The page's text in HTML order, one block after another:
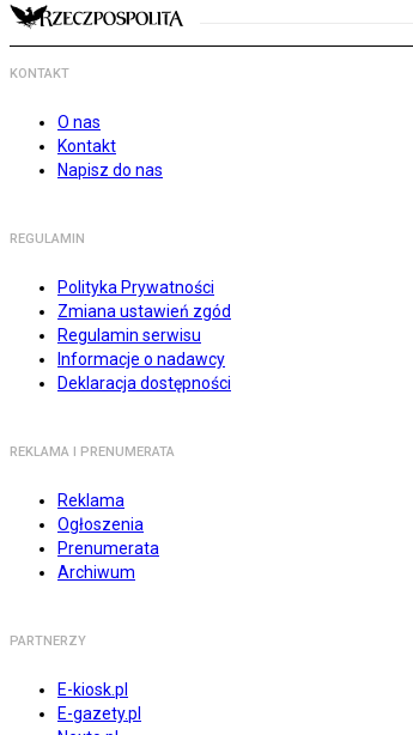
KONTAKT
O nas
Kontakt
Napisz do nas
REGULAMIN
Polityka Prywatności
Zmiana ustawień zgód
Regulamin serwisu
Informacje o nadawcy
Deklaracja dostępności
REKLAMA I PRENUMERATA
Reklama
Ogłoszenia
Prenumerata
Archiwum
PARTNERZY
E-kiosk.pl
E-gazety.pl